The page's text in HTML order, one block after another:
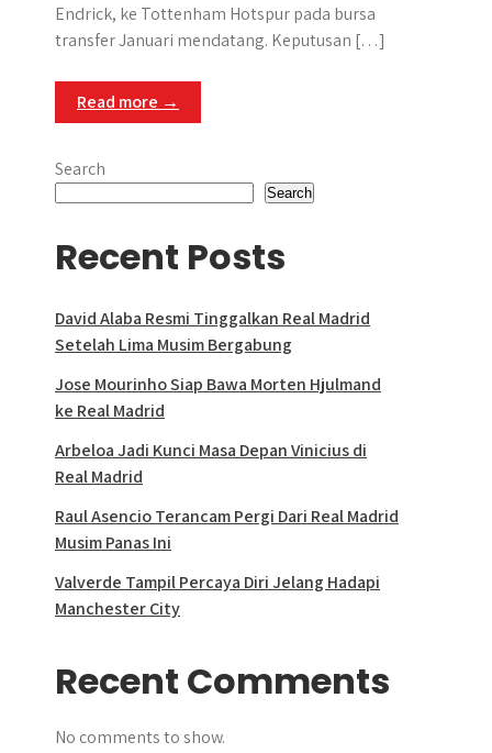
Endrick, ke Tottenham Hotspur pada bursa
transfer Januari mendatang. Keputusan […]
Read more →
Search
Search
Recent Posts
David Alaba Resmi Tinggalkan Real Madrid
Setelah Lima Musim Bergabung
Jose Mourinho Siap Bawa Morten Hjulmand
ke Real Madrid
Arbeloa Jadi Kunci Masa Depan Vinicius di
Real Madrid
Raul Asencio Terancam Pergi Dari Real Madrid
Musim Panas Ini
Valverde Tampil Percaya Diri Jelang Hadapi
Manchester City
Recent Comments
No comments to show.